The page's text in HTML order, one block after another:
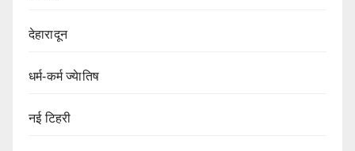
देहारादून
धर्म-कर्म ज्येातिष
नई टिहरी